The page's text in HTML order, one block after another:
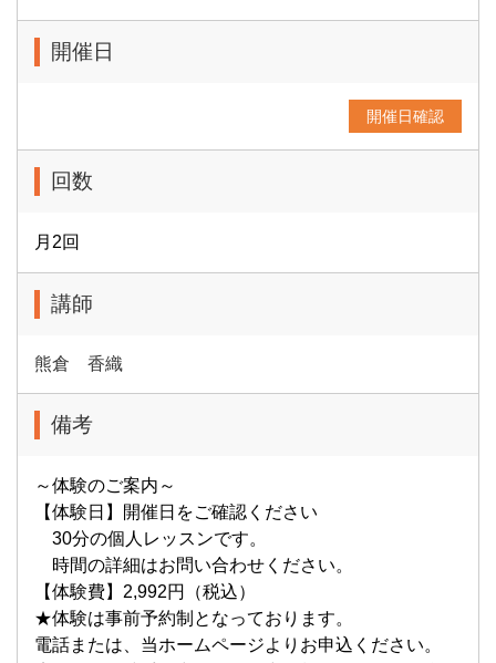
開催日
開催日確認
回数
月2回
講師
熊倉 香織
備考
～体験のご案内～
【体験日】開催日をご確認ください
30分の個人レッスンです。
時間の詳細はお問い合わせください。
【体験費】2,992円（税込）
★体験は事前予約制となっております。
電話または、当ホームページよりお申込ください。